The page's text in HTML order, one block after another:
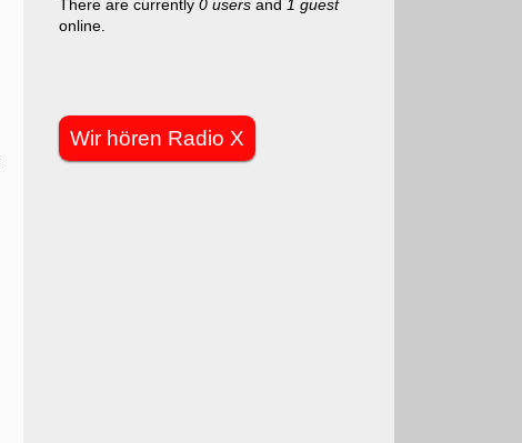
There are currently 0 usersand 1 guest
online.
Wir hören Radio X